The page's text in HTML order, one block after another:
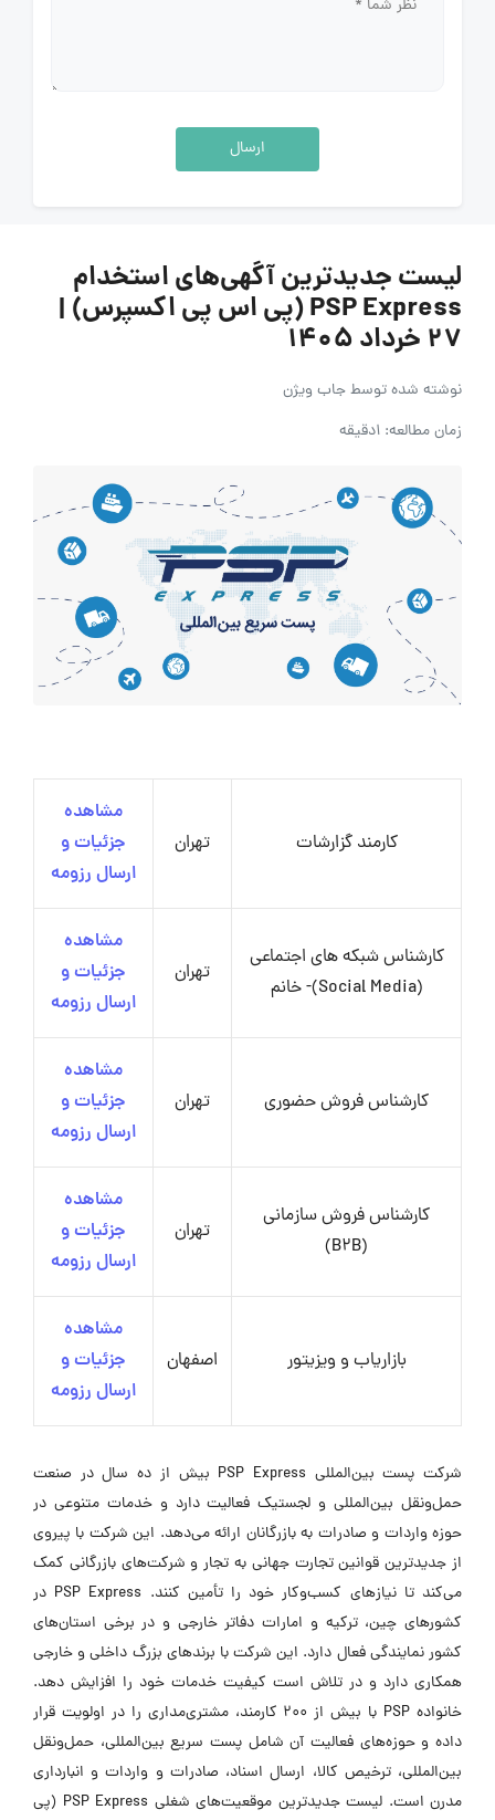
ارسال
لیست جدیدترین آگهی‌های استخدام
PSP Express (پی اس پی اکسپرس) |
۲۷ خرداد ۱۴۰۵
نوشته شده توسطجاب ویژن
زمان مطالعه: 1دقیقه
کارمند گزارشات تهران
مشاهده
جزئیات و
ارسال رزومه
کارشناس شبکه های اجتماعی
(Social Media)- خانم
تهران
مشاهده
جزئیات و
ارسال رزومه
کارشناس فروش حضوری تهران
مشاهده
جزئیات و
ارسال رزومه
کارشناس فروش سازمانی
(B2B)
تهران
مشاهده
جزئیات و
ارسال رزومه
بازاریاب و ویزیتور اصفهان
مشاهده
جزئیات و
ارسال رزومه
شرکت پست بین‌المللی PSP Express بیش از ده سال در صنعت
حمل‌ونقل بین‌المللی و لجستیک فعالیت دارد و خدمات متنوعی در
حوزه واردات و صادرات به بازرگانان ارائه می‌دهد. این شرکت با پیروی
از جدیدترین قوانین تجارت جهانی به تجار و شرکت‌های بازرگانی کمک
می‌کند تا نیازهای کسب‌وکار خود را تأمین کنند. PSP Express در
کشورهای چین، ترکیه و امارات دفاتر خارجی و در برخی استان‌های
کشور نمایندگی فعال دارد. این شرکت با برندهای بزرگ داخلی و خارجی
همکاری دارد و در تلاش است کیفیت خدمات خود را افزایش دهد.
خانواده PSP با بیش از 200 کارمند، مشتری‌مداری را در اولویت قرار
داده و حوزه‌های فعالیت آن شامل پست سریع بین‌المللی، حمل‌ونقل
بین‌المللی، ترخیص کالا، ارسال اسناد، صادرات و واردات و انبارداری
مدرن است. لیست جدیدترین موقعیت‌های شغلی PSP Express (پی